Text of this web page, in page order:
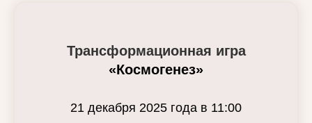
Трансформационная игра
«Космогенез»
21 декабря 2025 года в 11:00